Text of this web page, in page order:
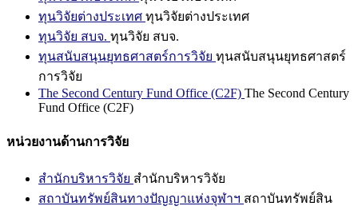
ทุนวิจัยต่างประเทศ ทุนวิจัยต่างประเทศ
ทุนวิจัย สบจ. ทุนวิจัย สบจ.
ทุนสนับสนุนยุทธศาสตร์การวิจัย ทุนสนับสนุนยุทธศาสตร์
การวิจัย
The Second Century Fund Office (C2F) The Second Century
Fund Office (C2F)
หน่วยงานด้านการวิจัย
สำนักบริหารวิจัย สำนักบริหารวิจัย
สถาบันทรัพย์สินทางปัญญาแห่งจุฬาฯ สถาบันทรัพย์สิน